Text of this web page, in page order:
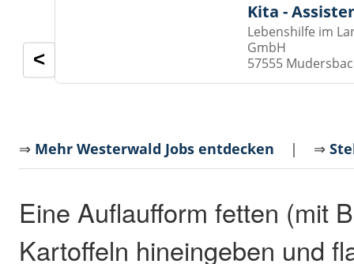
Kita -
Lebenshilfe im
GmbH
57555
<
⇒ Mehr Westerwald Jobs entdecken | ⇒
Eine Auflaufform fetten (mit
Kartoffeln hineingeben und